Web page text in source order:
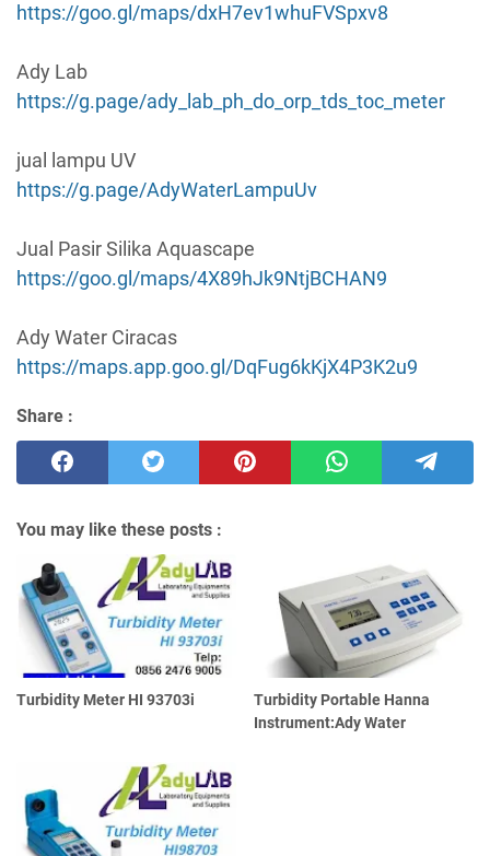
https://goo.gl/maps/dxH7ev1whuFVSpxv8
Ady Lab
https://g.page/ady_lab_ph_do_orp_tds_toc_meter
jual lampu UV
https://g.page/AdyWaterLampuUv
Jual Pasir Silika Aquascape
https://goo.gl/maps/4X89hJk9NtjBCHAN9
Ady Water Ciracas
https://maps.app.goo.gl/DqFug6kKjX4P3K2u9
Share :
You may like these posts :
Turbidity Meter HI 93703i
Turbidity Portable Hanna
Instrument:Ady Water